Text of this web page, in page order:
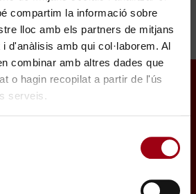
compartim la informació sobre
lloc amb els partners de mitjans
d'anàlisis amb qui col·laborem. Al
combinar amb altres dades que
o hagin recopilat a partir de l'ús
serveis.
de drones de la
y Bomberos de
de Barcelona
Trabaja con nosotros